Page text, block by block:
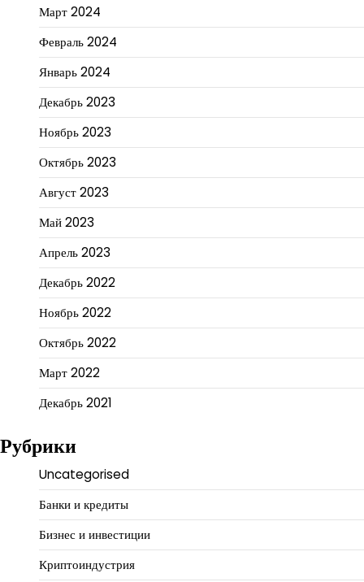
Март 2024
Февраль 2024
Январь 2024
Декабрь 2023
Ноябрь 2023
Октябрь 2023
Август 2023
Май 2023
Апрель 2023
Декабрь 2022
Ноябрь 2022
Октябрь 2022
Март 2022
Декабрь 2021
Рубрики
Uncategorised
Банки и кредиты
Бизнес и инвестиции
Криптоиндустрия